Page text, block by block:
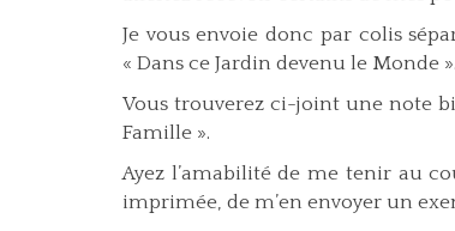
Je vous envoie donc par colis
« Dans ce Jardin devenu le Monde ».
Vous trouverez ci-joint une note
Famille ».
Ayez l’amabilité de me tenir au
imprimée, de m’en envoyer un